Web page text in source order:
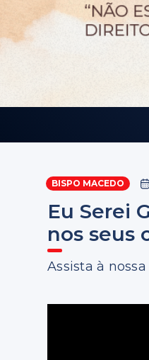
BISPO MACEDO
Eu Serei
nos seus
Assista à